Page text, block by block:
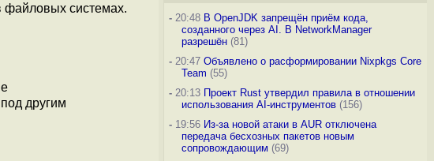
файловых системах.
другим
-20:48 В OpenJDK запрещён приём кода,
созданного через AI. В NetworkManager
разрешён(81)
-20:47 Объявлено о расформировании Nixpkgs Core
Team (55)
-20:13 Проект Rust утвердил правила в отношении
использования AI-инструментов(156)
-19:56 Из-за новой атаки в AUR отключена
передача бесхозных пакетов новым
сопровождающим (69)